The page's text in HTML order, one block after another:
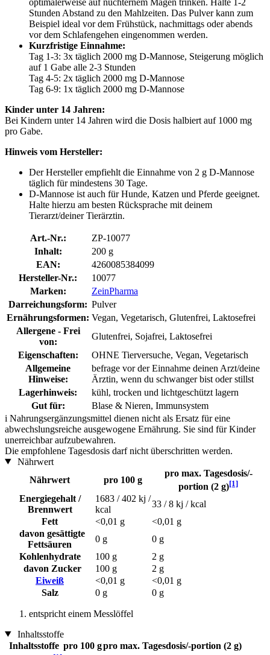
Stunden Abstand zu den Mahlzeiten. Das Pulver kann zum
Beispiel ideal vor dem Frühstück, nachmittags oder abends
vor dem Schlafengehen eingenommen werden.
Kurzfristige Einnahme:
Tag 1-3: 3x täglich 2000 mg D-Mannose, Steigerung möglich
auf 1 Gabe alle 2-3 Stunden
Tag 4-5: 2x täglich 2000 mg D-Mannose
Tag 6-9: 1x täglich 2000 mg D-Mannose
Kinder unter 14 Jahren:
Bei Kindern unter 14 Jahren wird die Dosis halbiert auf 1000 mg
pro Gabe.
Hinweis vom Hersteller:
Der Hersteller empfiehlt die Einnahme von 2 g D-Mannose
täglich für mindestens 30 Tage.
D-Mannose ist auch für Hunde, Katzen und Pferde geeignet.
Halte hierzu am besten Rücksprache mit deinem
Tierarzt/deiner Tierärztin.
Art.-Nr.:
ZP-10077
Inhalt:
200 g
EAN:
4260085384099
Hersteller-Nr.:
10077
Marken:
ZeinPharma
Darreichungsform: Pulver
Ernährungsformen: Vegan, Vegetarisch, Glutenfrei, Laktosefrei
Allergene - Frei
von:
Glutenfrei, Sojafrei, Laktosefrei
Eigenschaften:
OHNE Tierversuche, Vegan, Vegetarisch
Allgemeine
Hinweise:
befrage vor der Einnahme deinen Arzt/deine
Ärztin, wenn du schwanger bist oder stillst
Lagerhinweis:
kühl, trocken und lichtgeschützt lagern
Gut für:
Blase & Nieren, Immunsystem
i Nahrungsergänzungsmittel dienen nicht als Ersatz für eine
abwechslungsreiche ausgewogene Ernährung. Sie sind für Kinder
unerreichbar aufzubewahren.
Die empfohlene Tagesdosis darf nicht überschritten werden.
Nährwert
Nährwert
pro 100 g
pro max. Tagesdosis/-
portion (2 g)[1]
Energiegehalt /
Brennwert
1683 / 402 kj /
kcal
33 / 8 kj / kcal
Fett
<0,01 g
<0,01 g
davon gesättigte
Fettsäuren
0 g
0 g
Kohlenhydrate
100 g
2 g
davon Zucker
100 g
2 g
Eiweiß
<0,01 g
<0,01 g
Salz
0 g 0 g
entspricht einem Messlöffel
Inhaltsstoffe
Inhaltsstoffe pro 100 gpro max. Tagesdosis/-portion (2 g)